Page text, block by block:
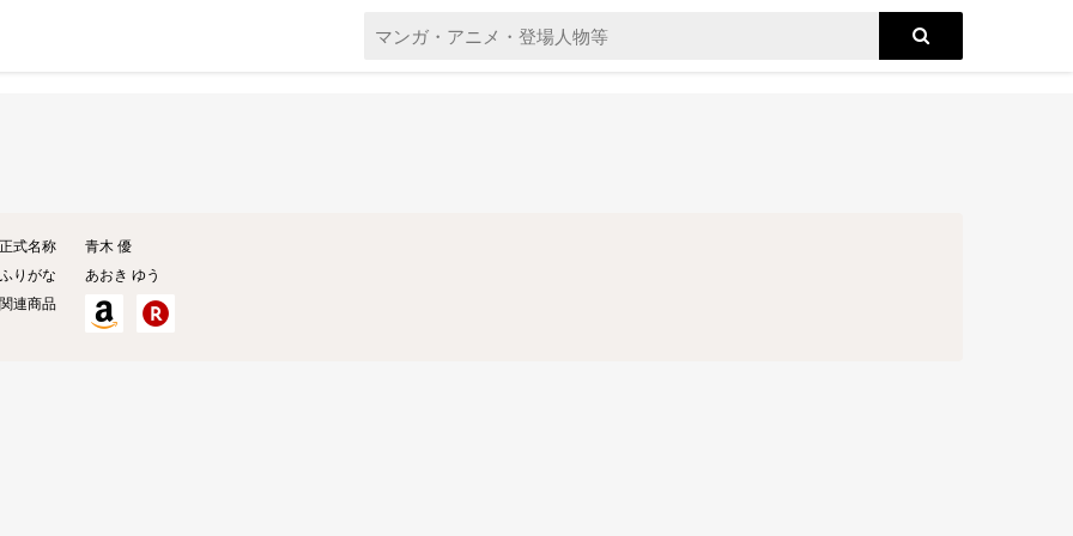
正式名称
青木 優
ふりがな
あおき ゆう
関連商品